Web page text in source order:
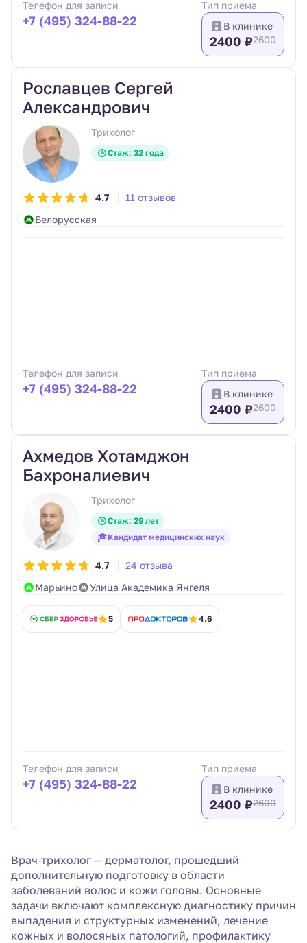
Тип приема
В клинике
2400 ₽2600
Телефон для записи
+7 (495) 324-88-22
Рославцев Сергей
Александрович
Трихолог
Стаж: 32 года
4.7
11 отзывов
Белорусская
Тип приема
В клинике
2400 ₽2600
Телефон для записи
+7 (495) 324-88-22
Ахмедов Хотамджон
Бахроналиевич
Трихолог
Стаж: 29 лет
Кандидат медицинских наук
4.7
24 отзыва
Марьино
Улица Академика Янгеля
5 4.6
Тип приема
В клинике
2400 ₽2600
Телефон для записи
+7 (495) 324-88-22
Врач-трихолог — дерматолог, прошедший
дополнительную подготовку в области
заболеваний волос и кожи головы. Основные
задачи включают комплексную диагностику причин
выпадения и структурных изменений, лечение
кожных и волосяных патологий, профилактику